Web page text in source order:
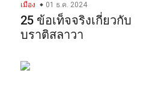
เมือง 01 ธ.ค. 2024
25 ข้อเท็จจริงเกี่ยวกับ
บราติสลาวา